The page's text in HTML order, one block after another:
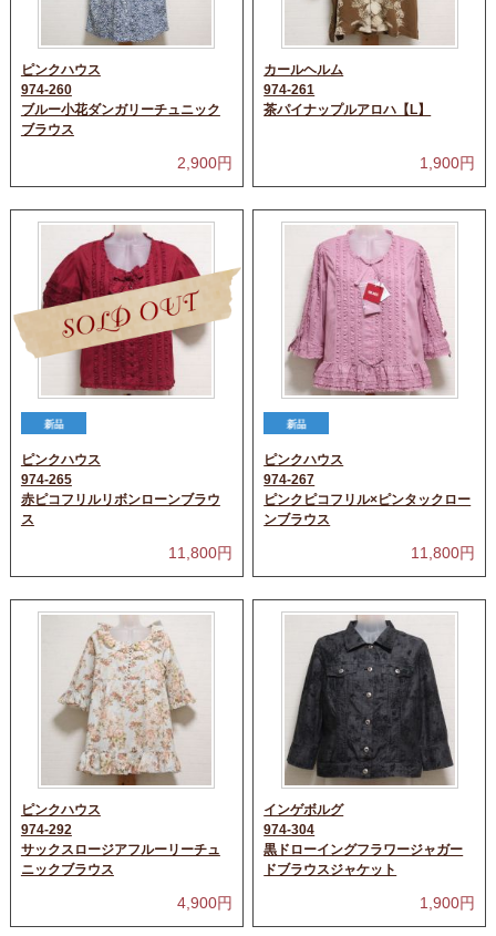
ピンクハウス
974-260
ブルー小花ダンガリーチュニック
ブラウス
2,900円
カールヘルム
974-261
茶パイナップルアロハ【L】
1,900円
ピンクハウス
974-265
赤ピコフリルリボンローンブラウ
ス
11,800円
ピンクハウス
974-267
ピンクピコフリル×ピンタックロー
ンブラウス
11,800円
ピンクハウス
974-292
サックスロージアフルーリーチュ
ニックブラウス
4,900円
インゲボルグ
974-304
黒ドローイングフラワージャガー
ドブラウスジャケット
1,900円